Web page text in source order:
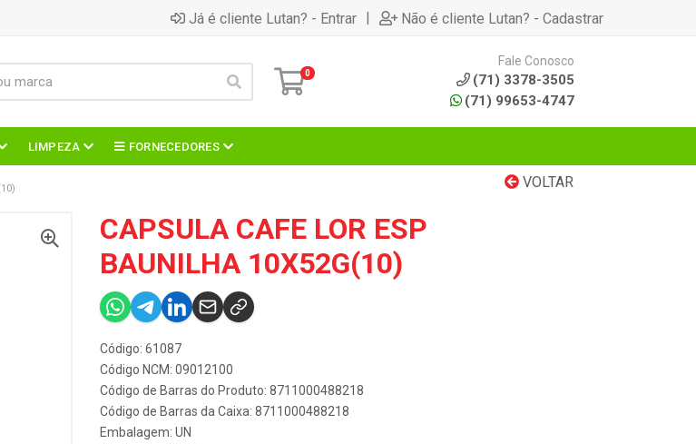
Já é cliente Lutan? - Entrar | Não é cliente Lutan? - Cadastrar
0
Fale Conosco
(71) 3378-3505
(71) 99653-4747
LIMPEZA FORNECEDORES
VOLTAR
CAPSULA CAFE LOR ESP
BAUNILHA 10X52G(10)
Código: 61087
Código NCM: 09012100
Código de Barras do Produto: 8711000488218
Código de Barras da Caixa: 8711000488218
Embalagem: UN